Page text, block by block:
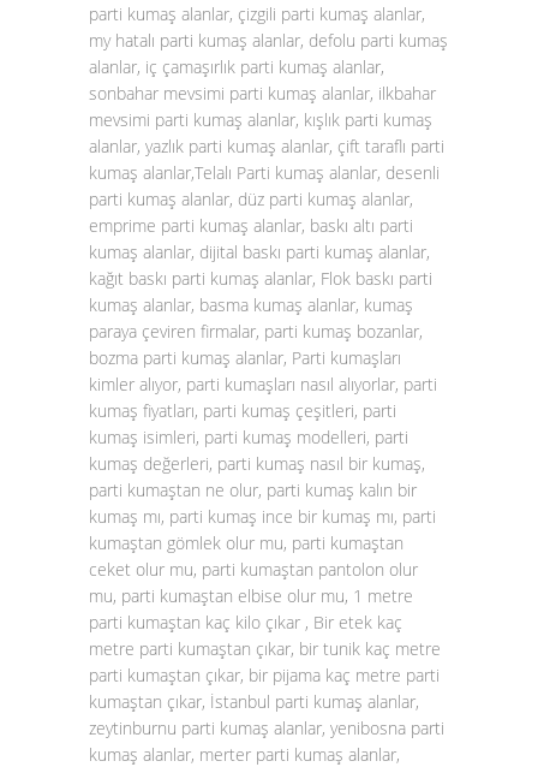
parti kumaş alanlar, çizgili parti kumaş alanlar,
my hatalı parti kumaş alanlar, defolu parti kumaş
alanlar, iç çamaşırlık parti kumaş alanlar,
sonbahar mevsimi parti kumaş alanlar, ilkbahar
mevsimi parti kumaş alanlar, kışlık parti kumaş
alanlar, yazlık parti kumaş alanlar, çift taraflı parti
kumaş alanlar,Telalı Parti kumaş alanlar, desenli
parti kumaş alanlar, düz parti kumaş alanlar,
emprime parti kumaş alanlar, baskı altı parti
kumaş alanlar, dijital baskı parti kumaş alanlar,
kağıt baskı parti kumaş alanlar, Flok baskı parti
kumaş alanlar, basma kumaş alanlar, kumaş
paraya çeviren firmalar, parti kumaş bozanlar,
bozma parti kumaş alanlar, Parti kumaşları
kimler alıyor, parti kumaşları nasıl alıyorlar, parti
kumaş fiyatları, parti kumaş çeşitleri, parti
kumaş isimleri, parti kumaş modelleri, parti
kumaş değerleri, parti kumaş nasıl bir kumaş,
parti kumaştan ne olur, parti kumaş kalın bir
kumaş mı, parti kumaş ince bir kumaş mı, parti
kumaştan gömlek olur mu, parti kumaştan
ceket olur mu, parti kumaştan pantolon olur
mu, parti kumaştan elbise olur mu, 1 metre
parti kumaştan kaç kilo çıkar , Bir etek kaç
metre parti kumaştan çıkar, bir tunik kaç metre
parti kumaştan çıkar, bir pijama kaç metre parti
kumaştan çıkar, İstanbul parti kumaş alanlar,
zeytinburnu parti kumaş alanlar, yenibosna parti
kumaş alanlar, merter parti kumaş alanlar,